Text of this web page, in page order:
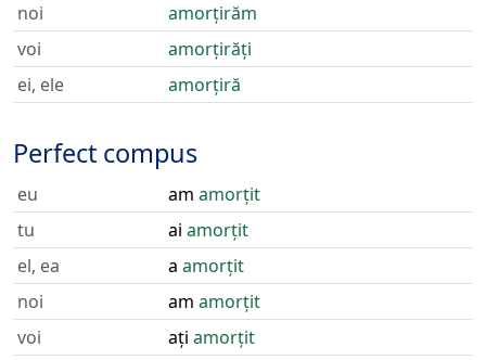
noi
amorțirăm
voi
amorțirăți
ei, ele
amorțiră
Perfect compus
eu am amorțit
tu
ai amorțit
el, ea
a amorțit
noi
am amorțit
voi
ați amorțit